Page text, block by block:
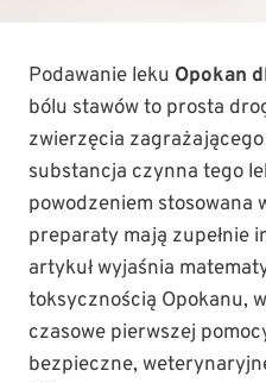
Podawanie leku Opokan
bólu stawów to prosta
zwierzęcia
substancja czynna tego
powodzeniem stosowana
preparaty mają zupełnie
artykuł wyjaśnia
toksycznością Opokanu,
czasowe pierwszej
bezpieczne,